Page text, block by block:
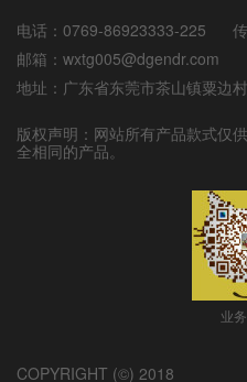
电话： 0769-86923333-225
邮箱： wxtg005@dgendr.com
地址： 广东省东莞市茶山镇粟边
版权声明：网站所有产品款式仅
全相同的产品。
业
COPYRIGHT (©) 2018